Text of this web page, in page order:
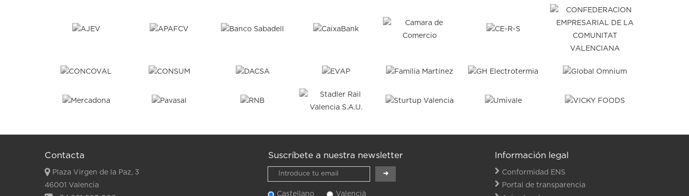
Contacta
Plaza Virgen de la Paz, 3
46001 Valencia
Información legal
Conformidad ENS
Portal de transparencia
Suscríbete a nuestra newsletter
Castellano Valencià